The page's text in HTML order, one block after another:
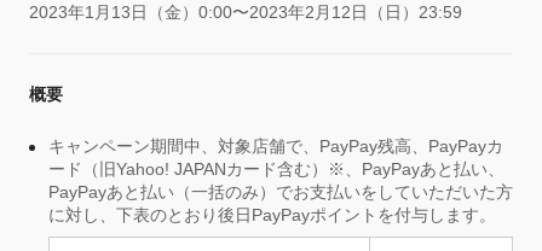
2023年1月13日（金）0:00〜2023年2月12日（日）23:59
概要
キャンペーン期間中、対象店舗で、PayPay残高、PayPayカ
ード（旧Yahoo! JAPANカード含む）※、PayPayあと払い、
PayPayあと払い（一括のみ）でお支払いをしていただいた方
に対し、下表のとおり後日PayPayポイントを付与します。